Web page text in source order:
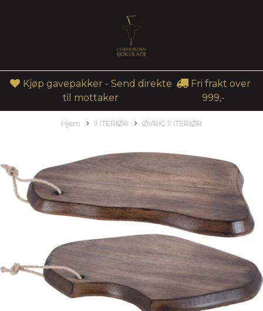
Kjøp gavepakker - Send direkte
til mottaker
Fri frakt over
999,-
Hjem INTERIØR ØVRIG INTERIØR